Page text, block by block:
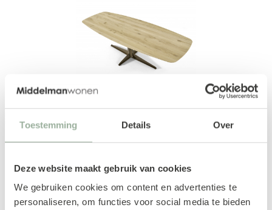
Toestemming Details Over
Deze website maakt gebruik van cookies
We gebruiken cookies om content en advertenties te
personaliseren, om functies voor social media te bieden
Eetkamertafel Flow
€ 1.599,00
Afmetingen: 260x74x100